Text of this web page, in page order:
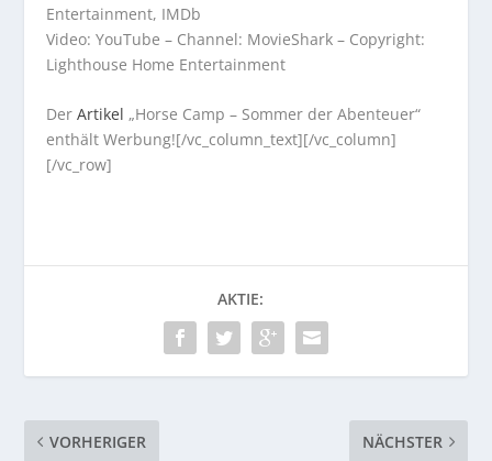
Entertainment, IMDb
Video: YouTube – Channel: MovieShark – Copyright:
Lighthouse Home Entertainment
DerArtikel „Horse Camp – Sommer der Abenteuer“
enthält Werbung![/vc_column_text][/vc_column]
[/vc_row]
AKTIE:
VORHERIGER NÄCHSTER